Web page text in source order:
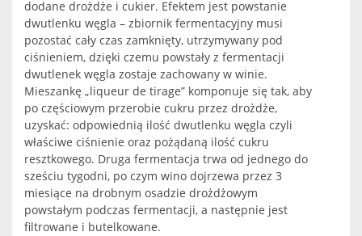
dodane drożdże i cukier. Efektem jest powstanie
dwutlenku węgla – zbiornik fermentacyjny musi
pozostać cały czas zamknięty, utrzymywany pod
ciśnieniem, dzięki czemu powstały z fermentacji
dwutlenek węgla zostaje zachowany w winie.
Mieszankę „liqueur de tirage” komponuje się tak, aby
po częściowym przerobie cukru przez drożdże,
uzyskać: odpowiednią ilość dwutlenku węgla czyli
właściwe ciśnienie oraz pożądaną ilość cukru
resztkowego. Druga fermentacja trwa od jednego do
sześciu tygodni, po czym wino dojrzewa przez 3
miesiące na drobnym osadzie drożdżowym
powstałym podczas fermentacji, a następnie jest
filtrowane i butelkowane.